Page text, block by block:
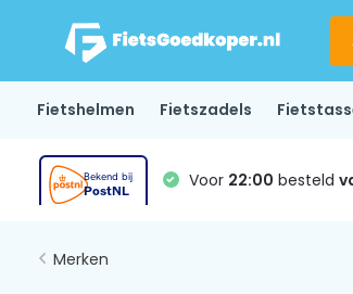
Fietshelmen Fietszadels
Voor 22:00 besteld
Merken